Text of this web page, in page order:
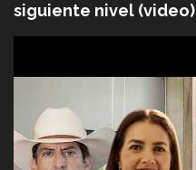
siguiente nivel (video)